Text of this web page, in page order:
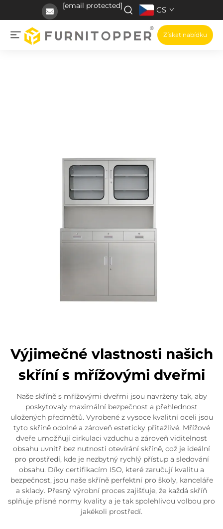
[email protected] CS
Získat nabídku
Výjimečné vlastnosti našich
skříní s mřížovými dveřmi
Naše skříně s mřížovými dveřmi jsou navrženy tak, aby
poskytovaly maximální bezpečnost a přehlednost
uložených předmětů. Vyrobené z vysoce kvalitní oceli jsou
tyto skříně odolné a zároveň esteticky přitažlivé. Mřížové
dveře umožňují cirkulaci vzduchu a zároveň viditelnost
obsahu uvnitř bez nutnosti otevírání skříně, což je ideální
pro prostředí, kde je nezbytný rychlý přístup a sledování
obsahu. Díky certifikacím ISO, které zaručují kvalitu a
bezpečnost, jsou naše skříně perfektní pro školy, kanceláře
a sklady. Přesný výrobní proces zajišťuje, že každá skříň
splňuje přísné normy kvality a je tak spolehlivou volbou pro
jakékoli prostředí.